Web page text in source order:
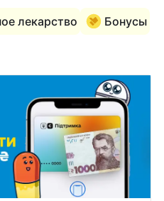
лекарство Бонусы